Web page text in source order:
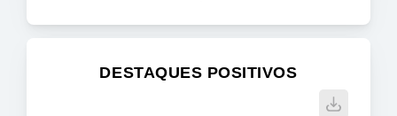
DESTAQUES POSITIVOS